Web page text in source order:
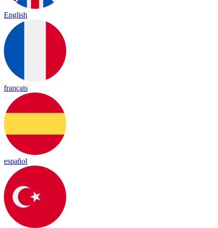
English
français
español